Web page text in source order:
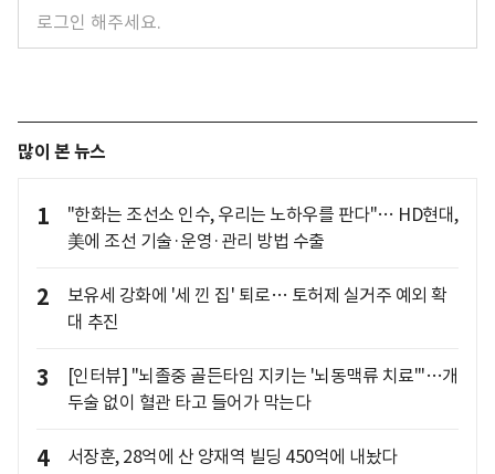
많이 본 뉴스
1
"한화는 조선소 인수, 우리는 노하우를 판다"… HD현대,
美에 조선 기술·운영·관리 방법 수출
2
보유세 강화에 '세 낀 집' 퇴로… 토허제 실거주 예외 확
대 추진
3
[인터뷰] "뇌졸중 골든타임 지키는 '뇌동맥류 치료'"…개
두술 없이 혈관 타고 들어가 막는다
4 서장훈, 28억에 산 양재역 빌딩 450억에 내놨다